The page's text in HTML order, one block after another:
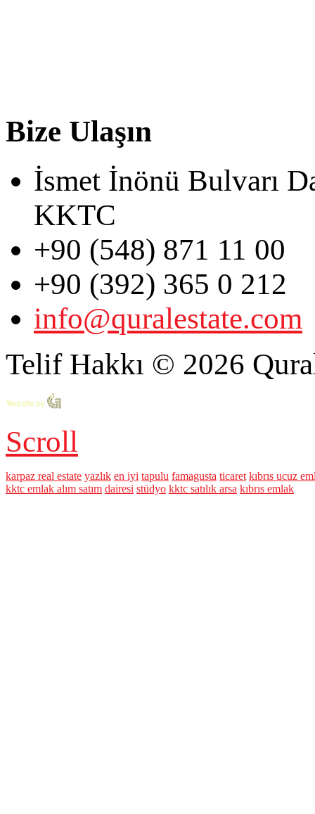
Bize Ulaşın
İsmet İnönü Bulvarı
KKTC
+90 (548) 871 11 00
+90 (392) 365 0 212
info@quralestate.com
Telif Hakkı © 2026
Scroll
karpaz real estate yazlık en iyi tapulu famagusta ticaret kıbrıs ucuz
kktc emlak alım satım dairesi stüdyo kktc satılık arsa kıbrıs emlak